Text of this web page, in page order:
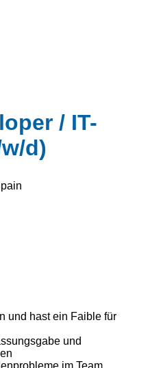
/ IT-
d)
und hast ein Faible für
und
im Team